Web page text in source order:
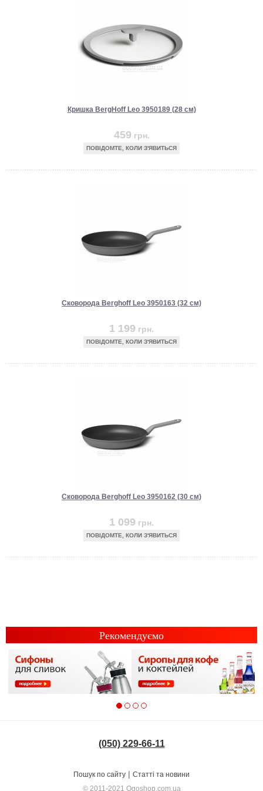
Кришка BergHoff Leo 3950189 (28 см)
459 грн.
ПОВІДОМТЕ, КОЛИ З'ЯВИТЬСЯ
Сковорода Berghoff Leo 3950163 (32 см)
1 199 грн.
ПОВІДОМТЕ, КОЛИ З'ЯВИТЬСЯ
Сковорода Berghoff Leo 3950162 (30 см)
1 099 грн.
ПОВІДОМТЕ, КОЛИ З'ЯВИТЬСЯ
Рекомендуємо
(050) 229-66-11
Пошук по сайту | Статті та новини
© 2011-2021 Ogoshop.com.ua